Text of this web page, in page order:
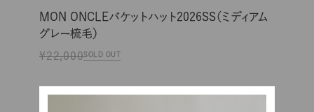
MON ONCLEバケットハット2026SS（ミディアム
グレー梳毛）
¥22,000SOLD OUT